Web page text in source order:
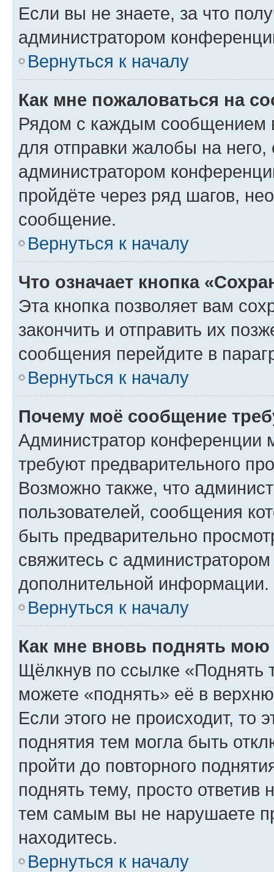
Если вы не знаете, за что
администратором
Вернуться к началу
Как мне пожаловаться на
Рядом с каждым сообщением
для отправки жалобы на
администратором
пройдёте через ряд шагов,
сообщение.
Вернуться к началу
Что означает кнопка
Эта кнопка позволяет вам
закончить и отправить их
сообщения перейдите в
Вернуться к началу
Почему моё сообщение
Администратор конференции
требуют предварительного
Возможно также, что
пользователей, сообщения
быть предварительно
свяжитесь с
дополнительной информации.
Вернуться к началу
Как мне вновь поднять мою
Щёлкнув по ссылке «Поднять
можете «поднять» её в
Если этого не происходит, то
поднятия тем могла быть
пройти до повторного
поднять тему, просто ответив
тем самым вы не нарушаете
находитесь.
Вернуться к началу